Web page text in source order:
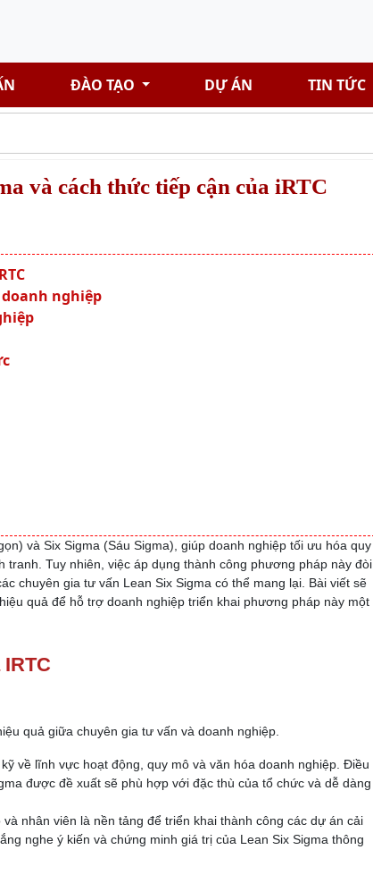
ĐÀO TẠO DỰ ÁN TIN TỨC
và cách thức tiếp cận của iRTC
nghiệp
và Six Sigma (Sáu Sigma), giúp doanh nghiệp tối ưu hóa quy
Tuy nhiên, việc áp dụng thành công phương pháp này đòi
chuyên gia tư vấn Lean Six Sigma có thể mang lại. Bài viết sẽ
quả để hỗ trợ doanh nghiệp triển khai phương pháp này một
quả giữa chuyên gia tư vấn và doanh nghiệp.
về lĩnh vực hoạt động, quy mô và văn hóa doanh nghiệp. Điều
được đề xuất sẽ phù hợp với đặc thù của tổ chức và dễ dàng
nhân viên là nền tảng để triển khai thành công các dự án cải
nghe ý kiến và chứng minh giá trị của Lean Six Sigma thông